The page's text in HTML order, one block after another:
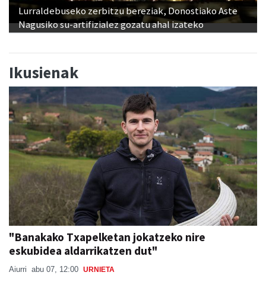
Lurraldebuseko zerbitzu bereziak, Donostiako Aste
Nagusiko su-artifizialez gozatu ahal izateko
Ikusienak
"Banakako Txapelketan jokatzeko nire
eskubidea aldarrikatzen dut"
Aiurri abu 07, 12:00 URNIETA